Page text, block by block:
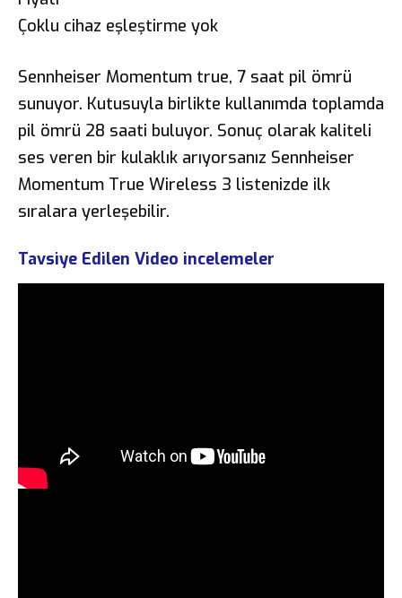
Çoklu cihaz eşleştirme yok
Sennheiser Momentum true, 7 saat pil ömrü
sunuyor. Kutusuyla birlikte kullanımda toplamda
pil ömrü 28 saati buluyor. Sonuç olarak kaliteli
ses veren bir kulaklık arıyorsanız Sennheiser
Momentum True Wireless 3 listenizde ilk
sıralara yerleşebilir.
Tavsiye Edilen Video incelemeler